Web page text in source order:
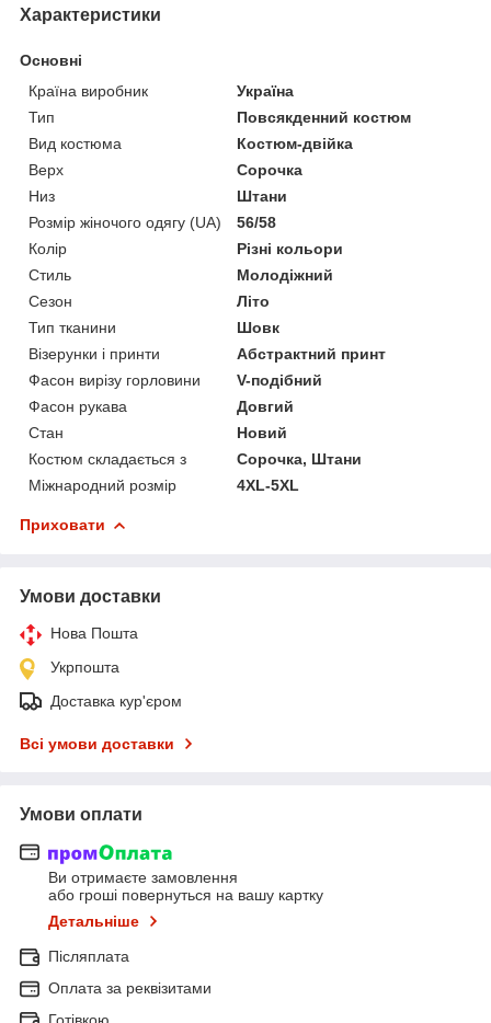
Характеристики
Основні
Країна виробник
Україна
Тип
Повсякденний костюм
Вид костюма
Костюм-двійка
Верх
Сорочка
Низ
Штани
Розмір жіночого одягу (UA)
56/58
Колір
Різні кольори
Стиль
Молодіжний
Сезон
Літо
Тип тканини
Шовк
Візерунки і принти
Абстрактний принт
Фасон вирізу горловини
V-подібний
Фасон рукава
Довгий
Стан
Новий
Костюм складається з
Сорочка, Штани
Міжнародний розмір
4XL-5XL
Приховати
Умови доставки
Нова Пошта
Укрпошта
Доставка кур'єром
Всі умови доставки
Умови оплати
Ви отримаєте замовлення
або гроші повернуться на вашу картку
Детальніше
Післяплата
Оплата за реквізитами